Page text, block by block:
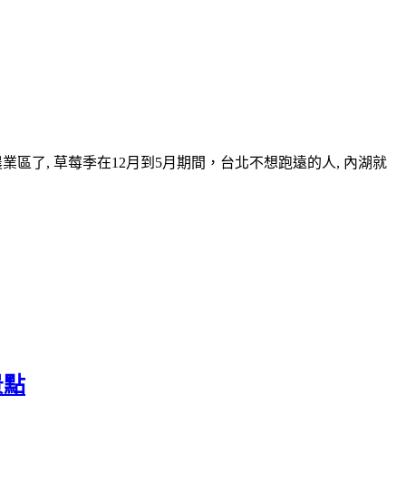
區了, 草莓季在12月到5月期間，台北不想跑遠的人, 內湖就